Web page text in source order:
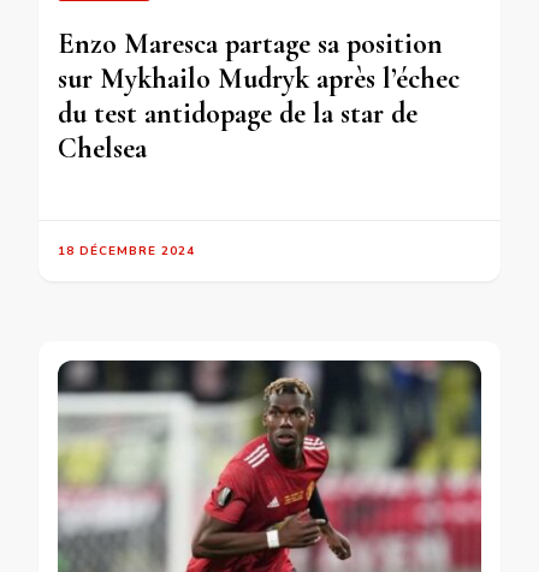
Enzo Maresca partage sa position
sur Mykhailo Mudryk après l’échec
du test antidopage de la star de
Chelsea
18 DÉCEMBRE 2024